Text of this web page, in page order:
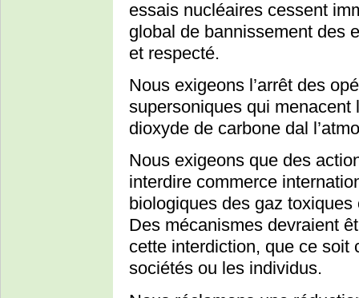
essais nucléaires cessent
global de bannissement des
et respecté.
Nous exigeons l’arrêt des
supersoniques qui menacent
dioxyde de carbone dal
Nous exigeons que des
interdire commerce
biologiques des gaz
Des mécanismes devraient
cette interdiction, que ce soit
sociétés ou les individus.